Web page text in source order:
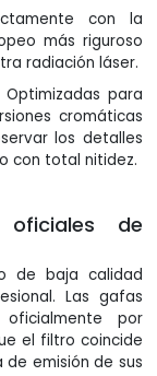
con la
más riguroso
radiación láser.
para
cromáticas
los detalles
con total nitidez.
de
de baja calidad
Las gafas
por
el filtro coincide
emisión de sus